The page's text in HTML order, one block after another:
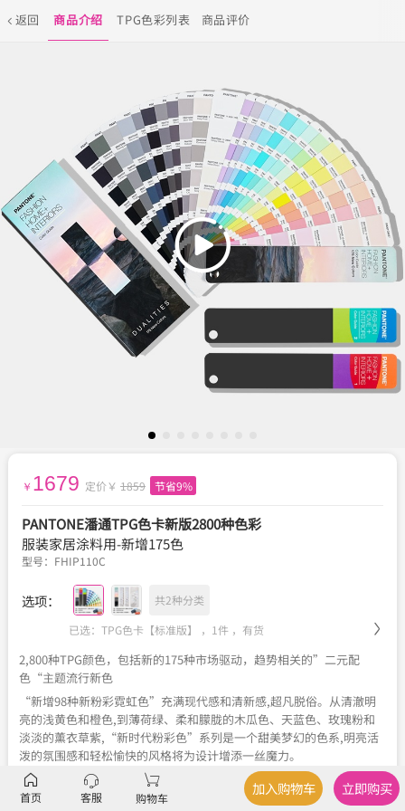
返回 商品介绍 TPG色彩列表 商品评价
￥ 1679 定价￥ 1859 节省9%
PANTONE潘通TPG色卡新版2800种色彩
服装家居涂料用-新增175色
型号： FHIP110C
选项：
共2种分类
已选：TPG色卡【标准版】 ，1件 ， 有货
2,800种TPG颜色，包括新的175种市场驱动，趋势相关的”二元配
色“主题流行新色
“新增98种新粉彩霓虹色”充满现代感和清新感,超凡脱俗。从清澈明
亮的浅黄色和橙色,到薄荷绿、柔和朦胧的木瓜色、天蓝色、玫瑰粉和
淡淡的薰衣草紫,“新时代粉彩色”系列是一个甜美梦幻的色系,明亮活
泼的氛围感和轻松愉快的风格将为设计增添一丝魔力。
“新增77种暗色”探索色彩的基本原理,突出介乎黑白之间的各种细微
色彩差别。从黑到白的渐变色显示,这些灰色、暖色和冷色的色调和色
首页 客服 购物车
加入购物车 立即购买